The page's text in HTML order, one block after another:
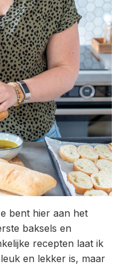
bent hier aan het
baksels en
recepten laat ik
en lekker is, maar